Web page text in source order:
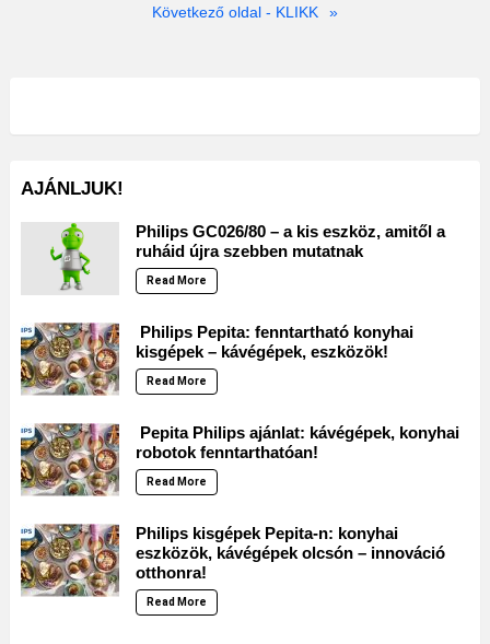
Következő oldal - KLIKK
»
AJÁNLJUK!
Philips GC026/80 – a kis eszköz, amitől a
ruháid újra szebben mutatnak
Read More
Philips Pepita: fenntartható konyhai
kisgépek – kávégépek, eszközök!
Read More
Pepita Philips ajánlat: kávégépek, konyhai
robotok fenntarthatóan!
Read More
Philips kisgépek Pepita-n: konyhai
eszközök, kávégépek olcsón – innováció
otthonra!
Read More